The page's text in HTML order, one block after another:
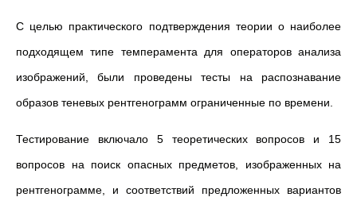
С целью практического подтверждения теории о наиболее
подходящем типе темперамента для операторов анализа
изображений, были проведены тесты на распознавание
образов теневых рентгенограмм ограниченные по времени.
Тестирование включало 5 теоретических вопросов и 15
вопросов на поиск опасных предметов, изображенных на
рентгенограмме, и соответствий предложенных вариантов